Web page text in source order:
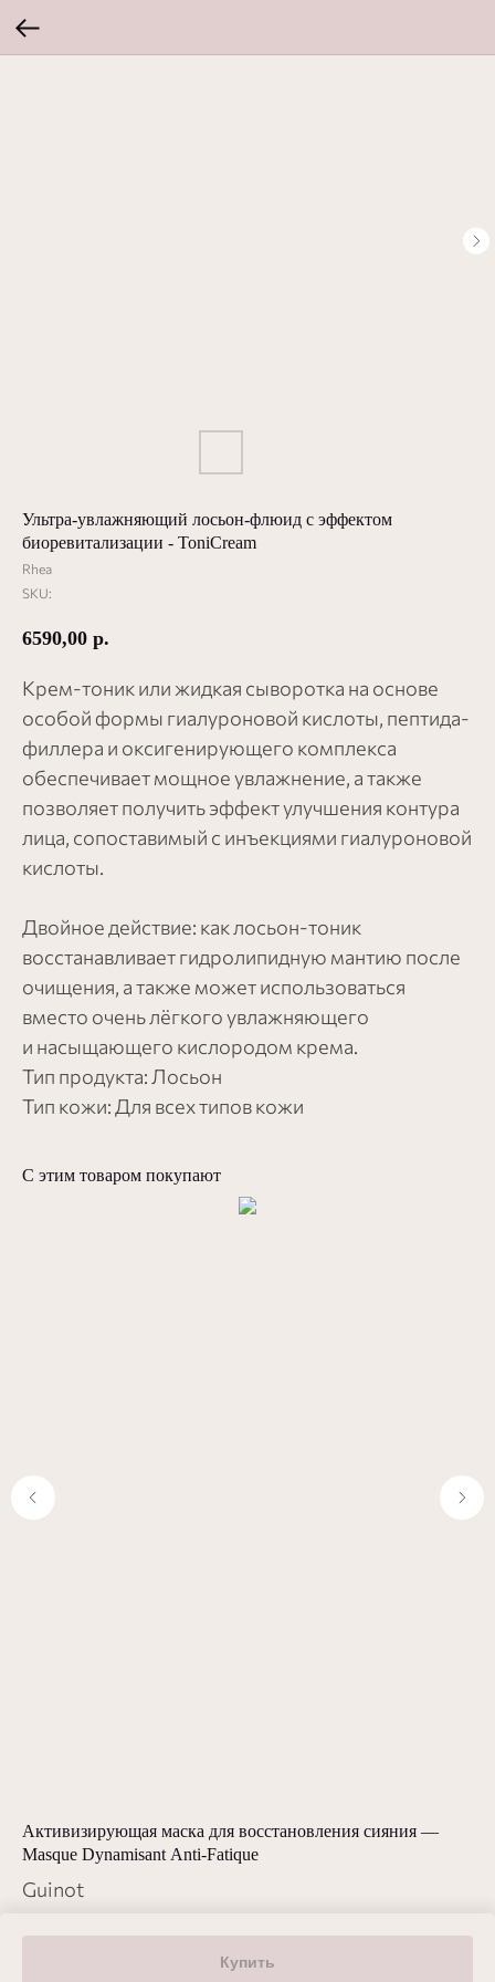
Ультра-увлажняющий лосьон-флюид с эффектом
биоревитализации - ToniCream
Rhea
SKU:
6590,00 р.
Купить
Крем-тоник или жидкая сыворотка на основе
особой формы гиалуроновой кислоты, пептида-
филлера и оксигенирующего комплекса
обеспечивает мощное увлажнение, а также
позволяет получить эффект улучшения контура
лица, сопоставимый с инъекциями гиалуроновой
кислоты.
Двойное действие: как лосьон-тоник
восстанавливает гидролипидную мантию после
очищения, а также может использоваться
вместо очень лёгкого увлажняющего
и насыщающего кислородом крема.
Тип продукта: Лосьон
Тип кожи: Для всех типов кожи
С этим товаром покупают
Активизирующая маска для восстановления сияния —
Masque Dynamisant Anti-Fatique
Guinot
8 680 р.